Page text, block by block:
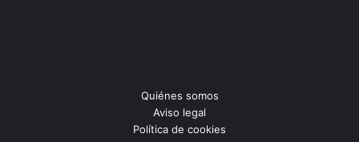
Quiénes somos
Aviso legal
Política de cookies